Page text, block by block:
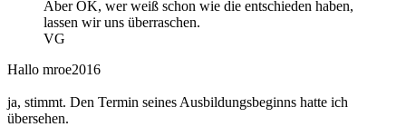
Aber OK, wer weiß schon wie die entschieden haben,
lassen wir uns überraschen.
VG
Hallo mroe2016
ja, stimmt. Den Termin seines Ausbildungsbeginns hatte ich
übersehen.